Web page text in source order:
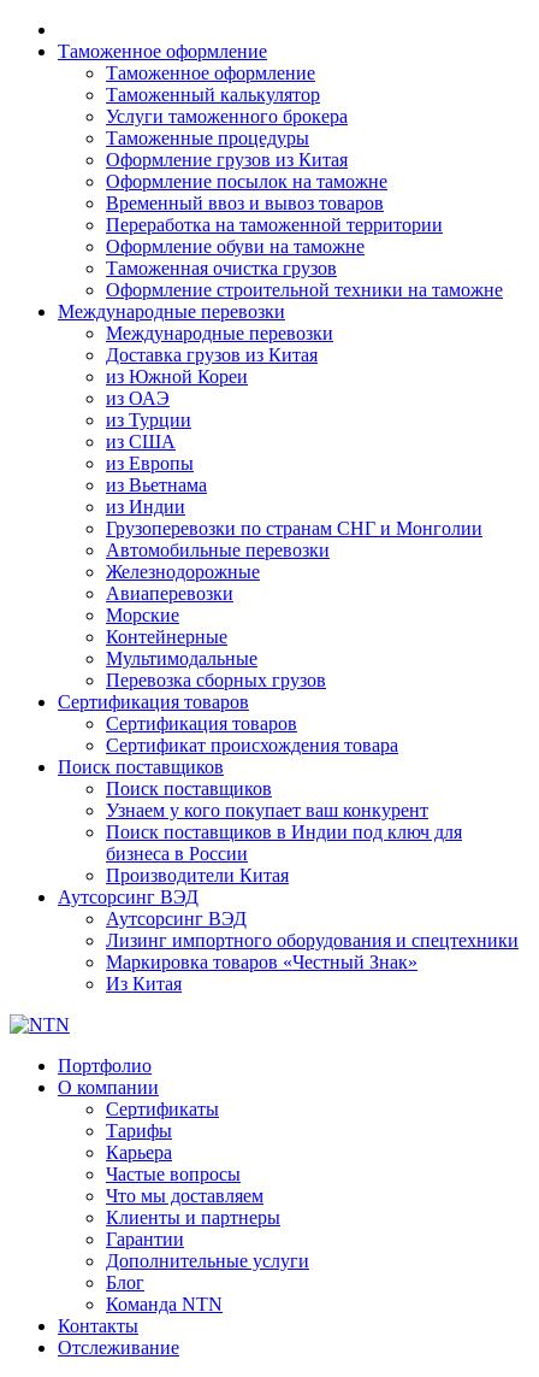
Таможенное оформление
Таможенное оформление
Таможенный калькулятор
Услуги таможенного брокера
Таможенные процедуры
Оформление грузов из Китая
Оформление посылок на таможне
Временный ввоз и вывоз товаров
Переработка на таможенной территории
Оформление обуви на таможне
Таможенная очистка грузов
Оформление строительной техники на таможне
Международные перевозки
Международные перевозки
Доставка грузов из Китая
из Южной Кореи
из ОАЭ
из Турции
из США
из Европы
из Вьетнама
из Индии
Грузоперевозки по странам СНГ и Монголии
Автомобильные перевозки
Железнодорожные
Авиаперевозки
Морские
Контейнерные
Мультимодальные
Перевозка сборных грузов
Сертификация товаров
Сертификация товаров
Сертификат происхождения товара
Поиск поставщиков
Поиск поставщиков
Узнаем у кого покупает ваш конкурент
Поиск поставщиков в Индии под ключ для
бизнеса в России
Производители Китая
Аутсорсинг ВЭД
Аутсорсинг ВЭД
Лизинг импортного оборудования и спецтехники
Маркировка товаров «Честный Знак»
Из Китая
Портфолио
О компании
Сертификаты
Тарифы
Карьера
Частые вопросы
Что мы доставляем
Клиенты и партнеры
Гарантии
Дополнительные услуги
Блог
Команда NTN
Контакты
Отслеживание